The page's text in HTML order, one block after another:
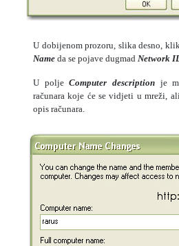
U dobijenom prozoru, slika desno,
Name da se pojave dugmad Network
U poljeComputer descriptionje
računara koje će se vidjeti u mreži,
opis računara.